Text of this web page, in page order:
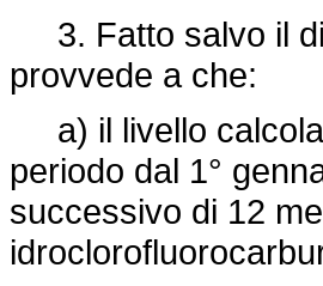
3. Fatto salvo il
provvede a che:
a) il livello
periodo dal 1°
successivo di 12